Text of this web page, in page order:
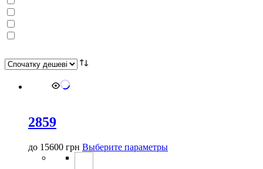
2859
до 15600 грн Выберите параметрыЭтот